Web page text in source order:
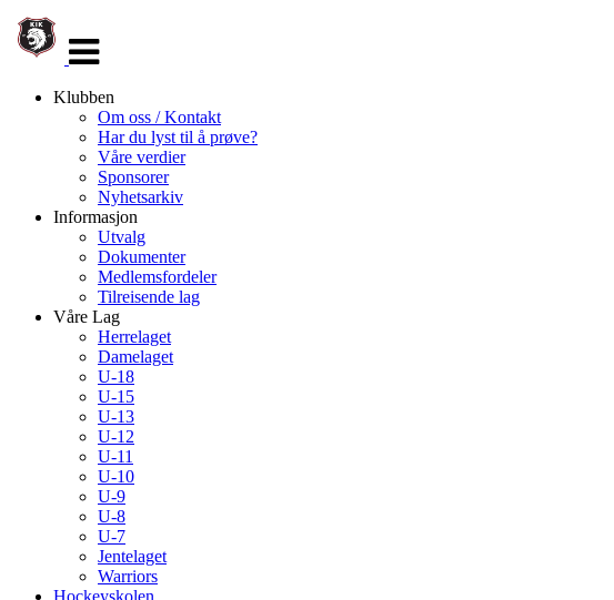
navigasjon
Klubben
Om oss / Kontakt
Har du lyst til å prøve?
Våre verdier
Sponsorer
Nyhetsarkiv
Informasjon
Utvalg
Dokumenter
Medlemsfordeler
Tilreisende lag
Våre Lag
Herrelaget
Damelaget
U-18
U-15
U-13
U-12
U-11
U-10
U-9
U-8
U-7
Jentelaget
Warriors
Hockeyskolen